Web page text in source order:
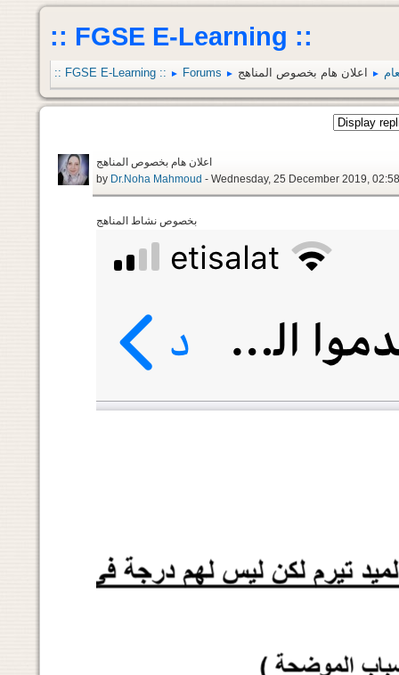
:: FGSE E-Learning ::
:: FGSE E-Learning :: ► Forums ► ► اعلان هام بخصوص المناهج
اعلان هام بخصوص المناهج
by Dr.Noha Mahmoud - Wednesday, 25 December 2019,
بخصوص نشاط المناهج